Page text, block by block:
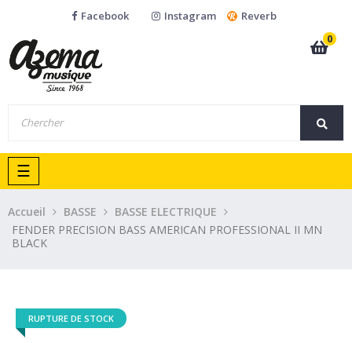
Facebook Instagram
Reverb
0
Basculer
la
navigation
☰
Accueil BASSE
BASSE ELECTRIQUE
FENDER PRECISION BASS AMERICAN PROFESSIONAL II MN
BLACK
RUPTURE DE STOCK